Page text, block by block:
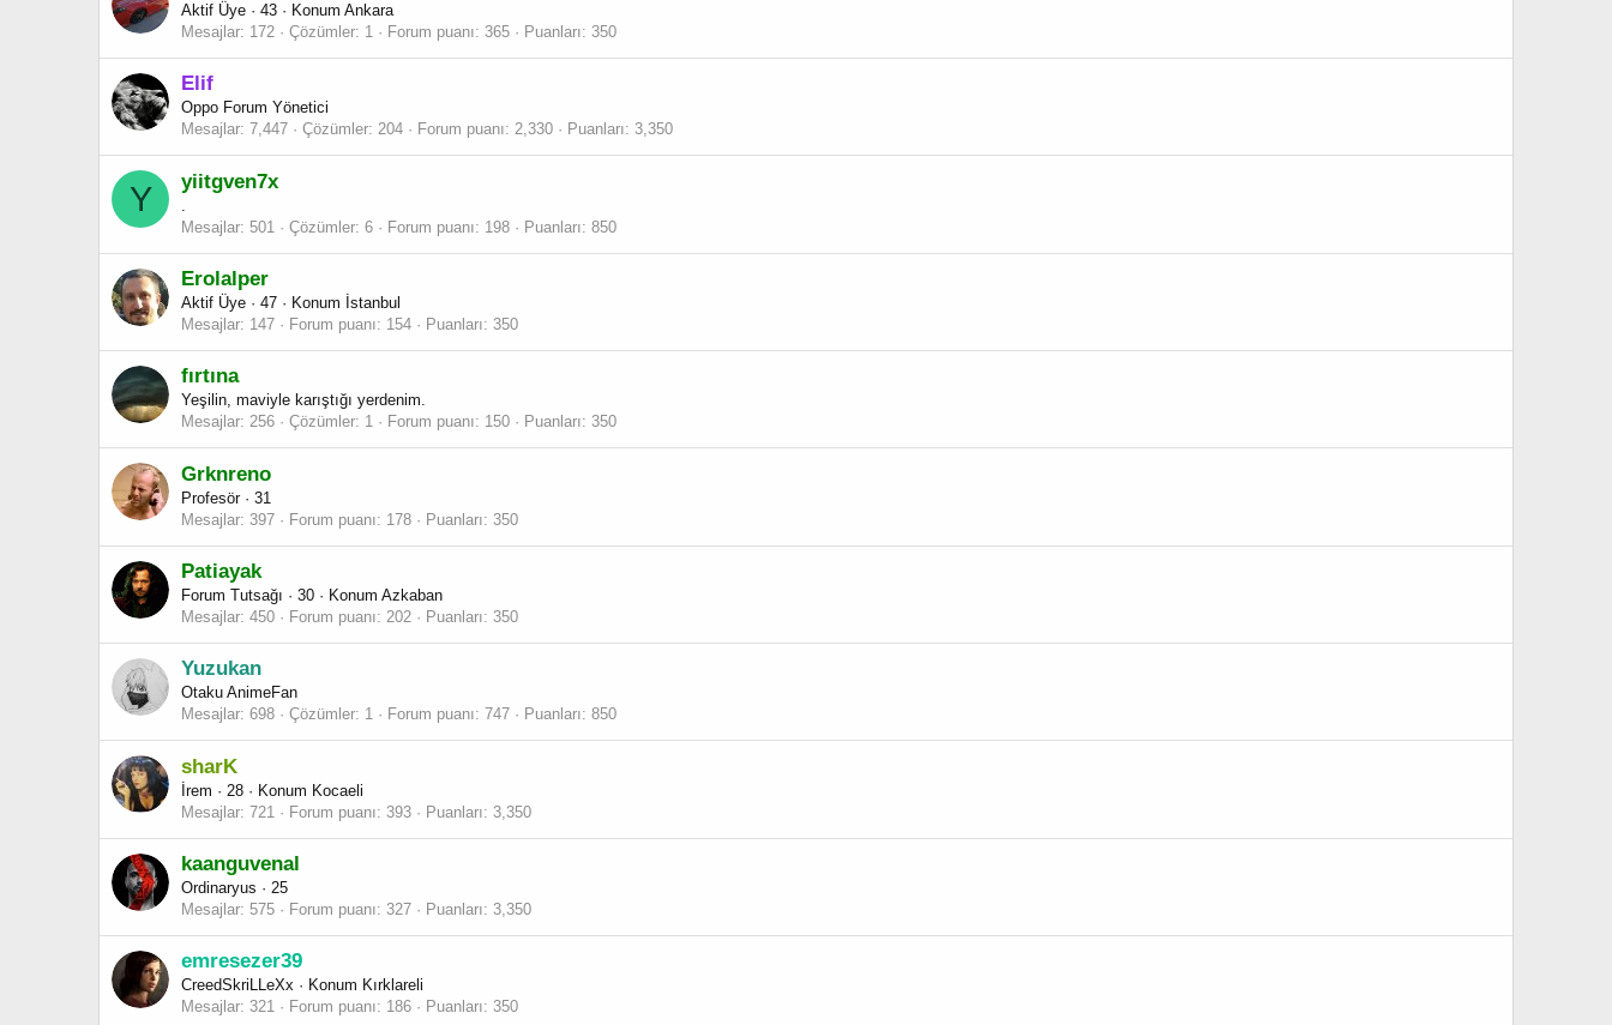
Aktif Üye · 43 · Konum Ankara
Mesajlar 172 Çözümler 1 Forum puanı 365 Puanları 350
Elif
Oppo Forum Yönetici
Mesajlar 7,447 Çözümler 204 Forum puanı 2,330 Puanları 3,350
Y yiitgven7x
Mesajlar 501 Çözümler 6 Forum puanı 198 Puanları 850
Erolalper
Aktif Üye · 47 · Konum İstanbul
Mesajlar 147 Forum puanı 154 Puanları 350
fırtına
Yeşilin, maviyle karıştığı yerdenim.
Mesajlar 256 Çözümler 1 Forum puanı 150 Puanları 350
Grknreno
Profesör · 31
Mesajlar 397 Forum puanı 178 Puanları 350
Patiayak
Forum Tutsağı · 30 · Konum Azkaban
Mesajlar 450 Forum puanı 202 Puanları 350
Yuzukan
Otaku AnimeFan
Mesajlar 698 Çözümler 1 Forum puanı 747 Puanları 850
sharK
İrem · 28 · Konum Kocaeli
Mesajlar 721 Forum puanı 393 Puanları 3,350
kaanguvenal
Ordinaryus · 25
Mesajlar 575 Forum puanı 327 Puanları 3,350
emresezer39
CreedSkriLLeXx · Konum Kırklareli
Mesajlar 321 Forum puanı 186 Puanları 350